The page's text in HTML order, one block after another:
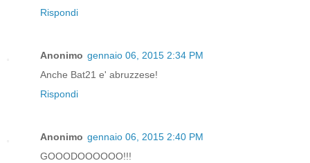
Rispondi
Anonimo gennaio 06, 2015 2:34 PM
Anche Bat21 e' abruzzese!
Rispondi
Anonimo gennaio 06, 2015 2:40 PM
GOOODOOOOOO!!!